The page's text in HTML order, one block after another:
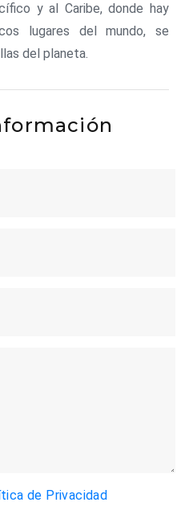
y al Caribe, donde hay
lugares del mundo, se
del planeta.
de Privacidad